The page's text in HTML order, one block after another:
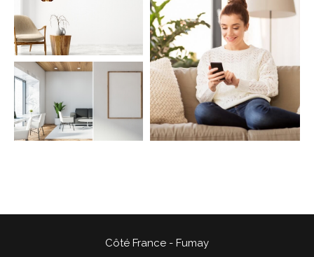
Côté France - Fumay
AFFINER LES CRITÈRES
TERRASSE PARKING PISCINE
FILTRER PAR
COUPS DE COEUR
EXCLUSIVITÉS NOUVEAUTÉS